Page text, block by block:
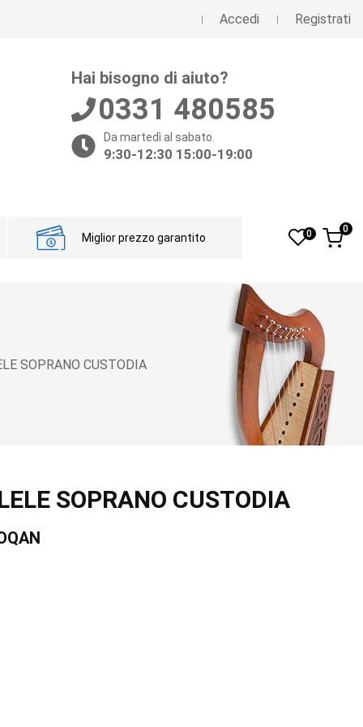
Accedi Registrati
Hai bisogno di aiuto?
0331 480585
Da martedì al sabato.
9:30-12:30 15:00-19:00
Miglior prezzo garantito 0 0
SOPRANO CUSTODIA
SOPRANO CUSTODIA